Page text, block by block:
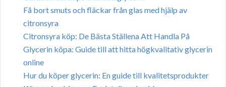
Få bort smuts och fläckar från glas med hjälp av
citronsyra
Citronsyra köp: De Bästa Ställena Att Handla På
Glycerin köpa: Guide till att hitta högkvalitativ glycerin
online
Hur du köper glycerin: En guide till kvalitetsprodukter